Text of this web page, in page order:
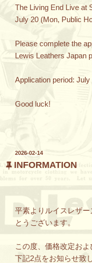
The Living End Live at
July 20 (Mon, Public
Please complete the
Lewis Leathers Japan
Application period:
Good luck!
投
稿
日:
2026-02-14
INFORMATION
平素よりルイスレザ
とうございます。
この度、価格改定およ
下記2点をお知らせ致